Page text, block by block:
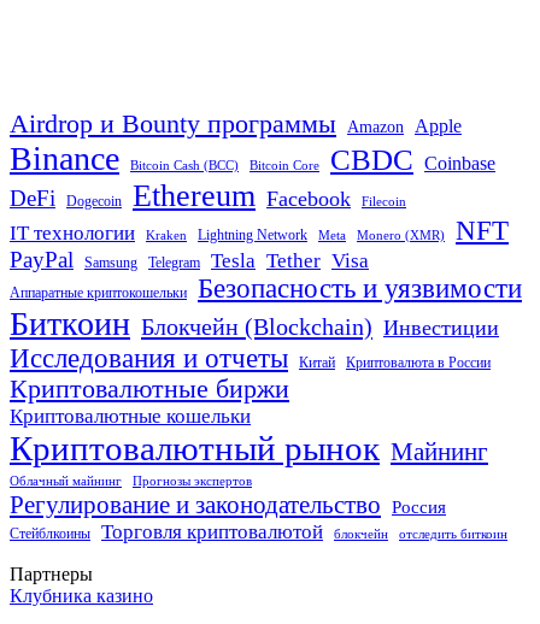
Airdrop и Bounty программы Amazon Apple
Binance Bitcoin Cash (BCC) Bitcoin Core CBDC Coinbase
DeFi Dogecoin Ethereum Facebook Filecoin
IT технологии Kraken Lightning Network Meta Monero (XMR) NFT
PayPal Samsung Telegram Tesla Tether Visa
Аппаратные криптокошельки Безопасность и уязвимости
Биткоин Блокчейн (Blockchain) Инвестиции
Исследования и отчеты Китай Криптовалюта в России
Криптовалютные биржи
Криптовалютные кошельки
Криптовалютный рынок Майнинг
Облачный майнинг Прогнозы экспертов
Регулирование и законодательство Россия
Стейблкоины Торговля криптовалютой блокчейн отследить биткоин
Партнеры
Клубника казино